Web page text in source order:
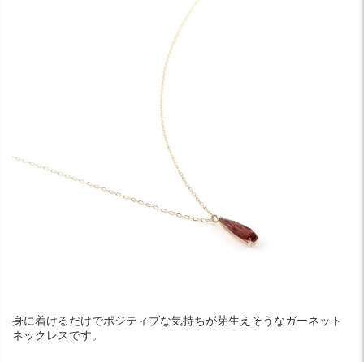
身に着けるだけでポジティブな気持ちが芽生えそうなガーネット
ネックレスです。